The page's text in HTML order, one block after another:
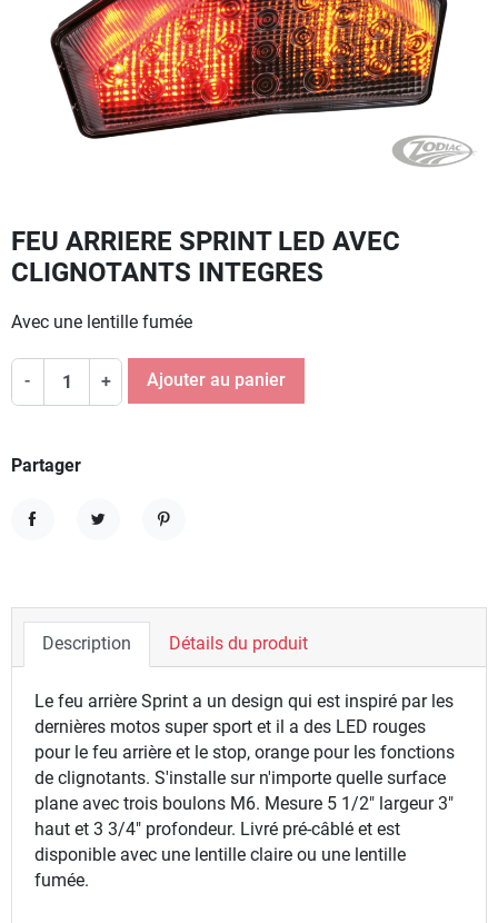
FEU ARRIERE SPRINT LED AVEC
CLIGNOTANTS INTEGRES
Avec une lentille fumée
- + Ajouter au panier
Partager
Description Détails du produit
Le feu arrière Sprint a un design qui est inspiré par les
dernières motos super sport et il a des LED rouges
pour le feu arrière et le stop, orange pour les fonctions
de clignotants. S'installe sur n'importe quelle surface
plane avec trois boulons M6. Mesure 5 1/2" largeur 3"
haut et 3 3/4" profondeur. Livré pré-câblé et est
disponible avec une lentille claire ou une lentille
fumée.